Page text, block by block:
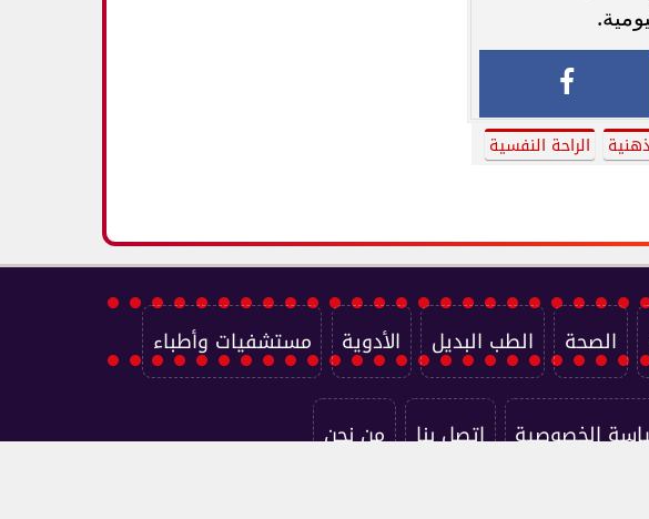
الراحة النفسية
الصحة الطب البديل الأدوية مستشفيات وأطباء
الخصوصية اتصل بنا من نحن